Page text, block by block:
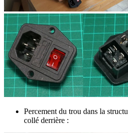
Percement du trou dans la
collé derrière :